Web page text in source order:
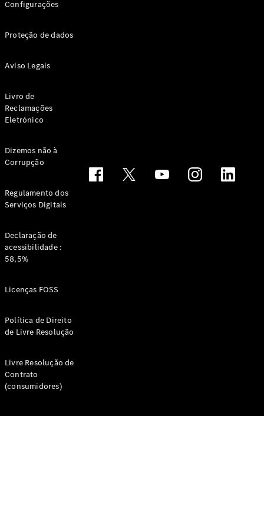
Configurações
Proteção de dados
Aviso Legais
Livro de
Reclamações
Eletrónico
Dizemos não à
Corrupção
Regulamento dos
Serviços Digitais
Declaração de
acessibilidade :
58,5%
Licenças FOSS
Política de Direito
de Livre Resolução
Livre Resolução de
Contrato
(consumidores)